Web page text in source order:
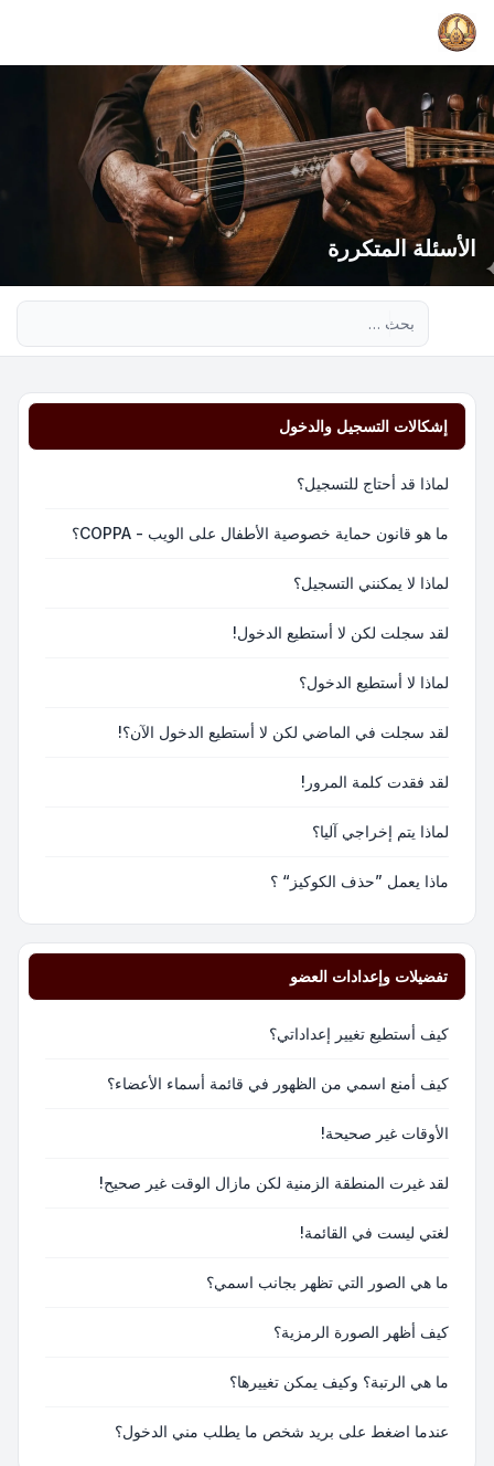
الأسئلة المتكررة
إشكالات التسجيل والدخول
لماذا قد أحتاج للتسجيل؟
ما هو قانون حماية خصوصية الأطفال على الويب - COPPA؟
لماذا لا يمكنني التسجيل؟
لقد سجلت لكن لا أستطيع الدخول!
لماذا لا أستطيع الدخول؟
لقد سجلت في الماضي لكن لا أستطيع الدخول الآن؟!
لقد فقدت كلمة المرور!
لماذا يتم إخراجي آليا؟
ماذا يعمل ”حذف الكوكيز“ ؟
تفضيلات وإعدادات العضو
كيف أستطيع تغيير إعداداتي؟
كيف أمنع اسمي من الظهور في قائمة أسماء الأعضاء؟
الأوقات غير صحيحة!
لقد غيرت المنطقة الزمنية لكن مازال الوقت غير صحيح!
لغتي ليست في القائمة!
ما هي الصور التي تظهر بجانب اسمي؟
كيف أظهر الصورة الرمزية؟
ما هي الرتبة؟ وكيف يمكن تغييرها؟
عندما اضغط على بريد شخص ما يطلب مني الدخول؟